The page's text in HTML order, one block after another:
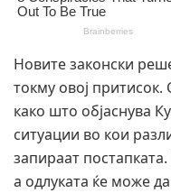
Новите законски
токму овој притисок.
како што објаснува
ситуации во кои
запираат
а одлуката ќе може